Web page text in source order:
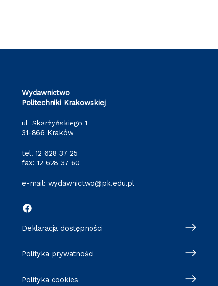
Wydawnictwo
Politechniki Krakowskiej
ul. Skarżyńskiego 1
31-866 Kraków
tel. 12 628 37 25
fax: 12 628 37 60
e-mail: wydawnictwo@pk.edu.pl
Deklaracja dostępności
Polityka prywatności
Polityka cookies